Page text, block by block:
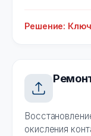
Решение:
окисления